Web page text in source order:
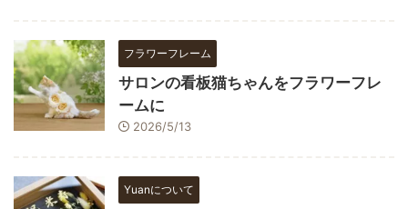
フラワーフレーム
サロンの看板猫ちゃんをフラワーフレ
ームに
2026/5/13
Yuanについて